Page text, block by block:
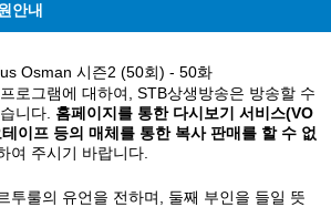
안내
Osman 시즌2 (50회) - 50화
로그램에 대하여, STB상생방송은 방송할 수
니다. 홈페이지를 통한 다시보기 서비스(VO
이프 등의 매체를 통한 복사 판매를 할 수 없
여 주시기 바랍니다.
투룰의 유언을 전하며, 둘째 부인을 들일 뜻